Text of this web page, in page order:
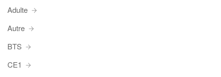
Adulte
Autre
BTS
CE1